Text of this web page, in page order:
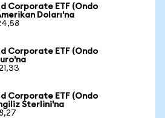
Corporate ETF (Ondo
Doları'na
Corporate ETF (Ondo
Corporate ETF (Ondo
Sterlini'na